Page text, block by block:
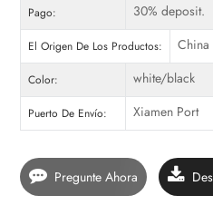
Pago: 30% deposit.
El Origen De Los Productos: China
Color: white/black
Puerto De Envío: Xiamen Port
Pregunte Ahora